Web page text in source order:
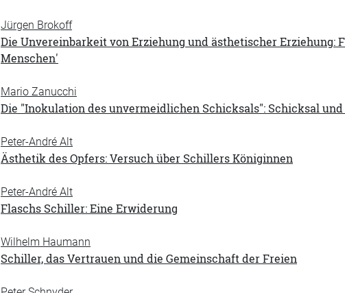
Jürgen Brokoff
Die Unvereinbarkeit von Erziehung und ästhetischer
Menschen'
Mario Zanucchi
Die "Inokulation des unvermeidlichen Schicksals": Schicksal
Peter-André Alt
Ästhetik des Opfers: Versuch über Schillers Königinnen
Peter-André Alt
Flaschs Schiller: Eine Erwiderung
Wilhelm Haumann
Schiller, das Vertrauen und die Gemeinschaft der Freien